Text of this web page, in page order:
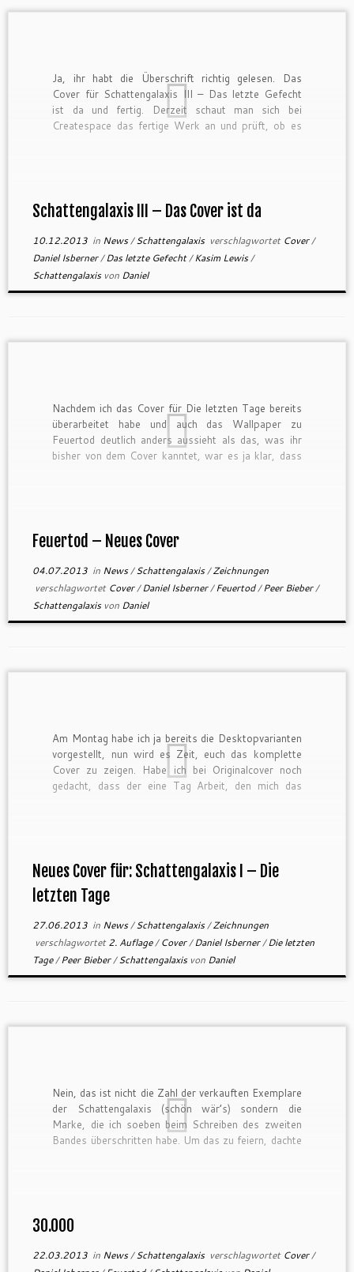
Ja, ihr habt die Überschrift richtig gelesen. Das
Cover für Schattengalaxis III – Das letzte Gefecht
ist da und fertig. Derzeit schaut man sich bei
Createspace das fertige Werk an und prüft, ob es
Schattengalaxis III – Das Cover ist da
10.12.2013in News/Schattengalaxis verschlagwortet Cover/
Daniel Isberner/Das letzte Gefecht/Kasim Lewis/
Schattengalaxis von Daniel
Nachdem ich das Cover für Die letzten Tage bereits
überarbeitet habe und auch das Wallpaper zu
Feuertod deutlich anders aussieht als das, was ihr
bisher von dem Cover kanntet, war es ja klar, dass
Feuertod – Neues Cover
04.07.2013in News/Schattengalaxis/Zeichnungen
verschlagwortet Cover/Daniel Isberner/Feuertod/Peer Bieber/
Schattengalaxis von Daniel
Am Montag habe ich ja bereits die Desktopvarianten
vorgestellt, nun wird es Zeit, euch das komplette
Cover zu zeigen. Habe ich bei Originalcover noch
gedacht, dass der eine Tag Arbeit, den mich das
Neues Cover für: Schattengalaxis I – Die
letzten Tage
27.06.2013in News/Schattengalaxis/Zeichnungen
verschlagwortet2. Auflage/Cover/Daniel Isberner/Die letzten
Tage/Peer Bieber/Schattengalaxis von Daniel
Nein, das ist nicht die Zahl der verkauften Exemplare
der Schattengalaxis (schön wär’s) sondern die
Marke, die ich soeben beim Schreiben des zweiten
Bandes überschritten habe. Um das zu feiern, dachte
30.000
22.03.2013in News/Schattengalaxis verschlagwortet Cover/